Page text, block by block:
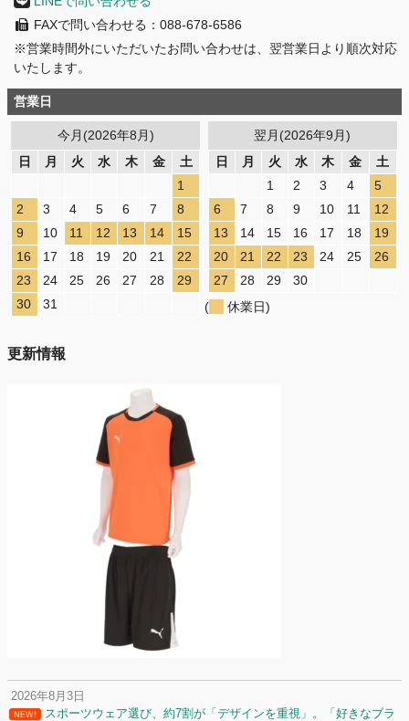
FAXで問い合わせる：088-678-6586
※営業時間外にいただいたお問い合わせは、翌営業日より順次対応
いたします。
営業日
今月(2026年8月)
日
月 火 水 木 金
土
1
2
3 4 5 6 7
8
9
10 11 12 13 14
15
16
17 18 19 20 21
22
23
24 25 26 27 28
29
30
31
翌月(2026年9月)
日
月 火 水 木 金
土
1
2 3 4
5
6
7 8 9 10 11
12
13
14 15 16 17 18
19
20
21 22 23 24 25
26
27
28 29
30
(
休業日)
更新情報
2026年8月3日
NEW!
スポーツウェア選び、約7割が「デザインを重視」。「好きなブラ